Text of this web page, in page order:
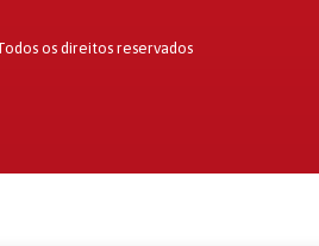
os direitos reservados